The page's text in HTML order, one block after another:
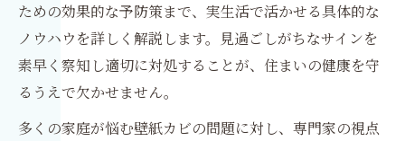
ための効果的な予防策まで、実生活で活かせる具体的な
ノウハウを詳しく解説します。見過ごしがちなサインを
素早く察知し適切に対処することが、住まいの健康を守
るうえで欠かせません。
多くの家庭が悩む壁紙カビの問題に対し、専門家の視点